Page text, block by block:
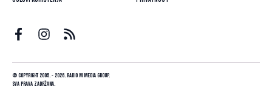
© Copyright 2005. - 2026. Radio M Media Group.
Sva prava zadržana.